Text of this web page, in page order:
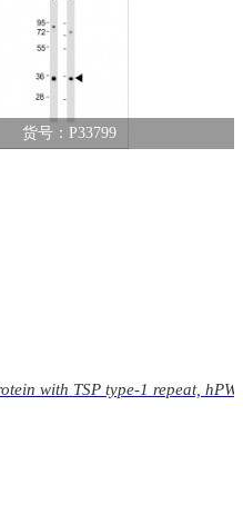
货号：P33799
with TSP type-1 repeat,
spondin-3, hRspo3,
type-1 domain-containing